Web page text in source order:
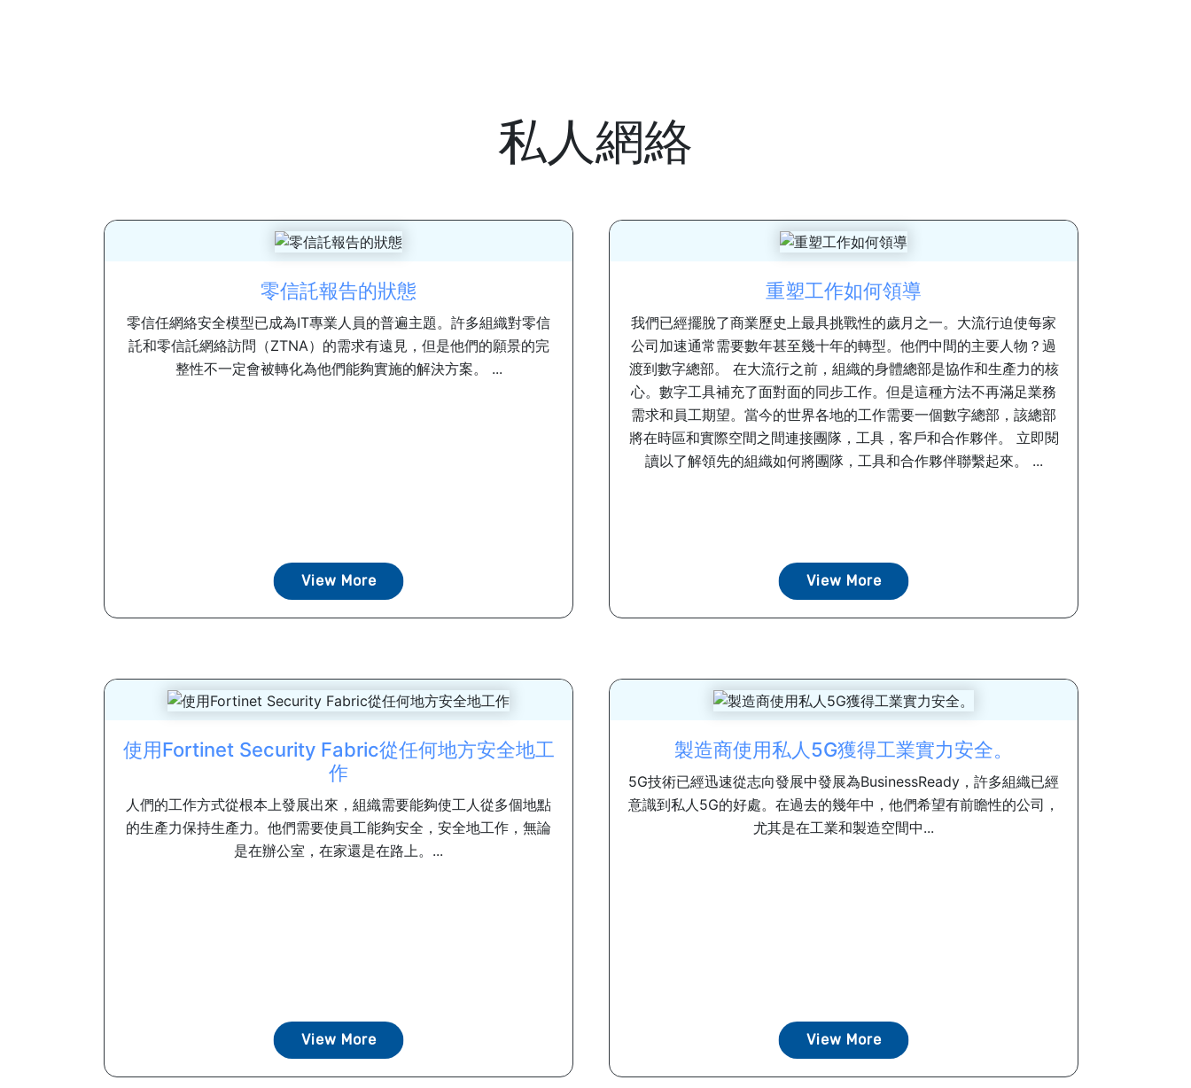
私人網絡
零信託報告的狀態
零信任網絡安全模型已成為IT專業人員的普遍主題。許多組織對零信
託和零信託網絡訪問（ZTNA）的需求有遠見，但是他們的願景的完
整性不一定會被轉化為他們能夠實施的解決方案。 ...
View More
重塑工作如何領導
我們已經擺脫了商業歷史上最具挑戰性的歲月之一。大流行迫使每家
公司加速通常需要數年甚至幾十年的轉型。他們中間的主要人物？過
渡到數字總部。 在大流行之前，組織的身體總部是協作和生產力的核
心。數字工具補充了面對面的同步工作。但是這種方法不再滿足業務
需求和員工期望。當今的世界各地的工作需要一個數字總部，該總部
將在時區和實際空間之間連接團隊，工具，客戶和合作夥伴。 立即閱
讀以了解領先的組織如何將團隊，工具和合作夥伴聯繫起來。 ...
View More
使用Fortinet Security Fabric從任何地方安全地工
作
人們的工作方式從根本上發展出來，組織需要能夠使工人從多個地點
的生產力保持生產力。他們需要使員工能夠安全，安全地工作，無論
是在辦公室，在家還是在路上。...
View More
製造商使用私人5G獲得工業實力安全。
5G技術已經迅速從志向發展中發展為BusinessReady，許多組織已經
意識到私人5G的好處。在過去的幾年中，他們希望有前瞻性的公司，
尤其是在工業和製造空間中...
View More